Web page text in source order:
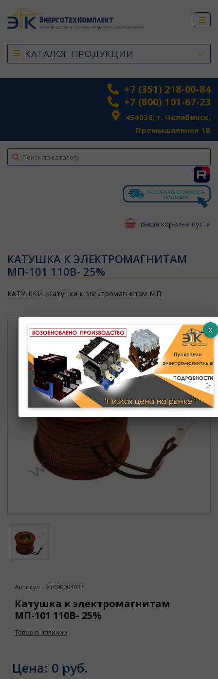
КАТАЛОГ ПРОДУКЦИИ
+7 (351) 218-00-84
+7 (800) 101-67-23
454038, г. Челябинск,
Промышленная 1В
top
Ваша корзина пуста
КАТУШКА К ЭЛЕКТРОМАГНИТАМ
МП-101 110В- 25%
КАТУШКИ Катушки к электромагнитам МП
Артикул : УТ000004032
Катушка к электромагнитам
МП-101 110В- 25%
Товар в наличии
Цена: 0 руб.